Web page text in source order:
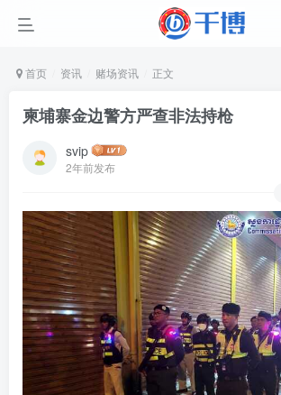
首页 资讯 赌场资讯 正文
柬埔寨金边警方严查非法持枪
svip
2年前发布